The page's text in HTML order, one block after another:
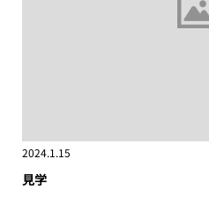
2024.1.15
見学